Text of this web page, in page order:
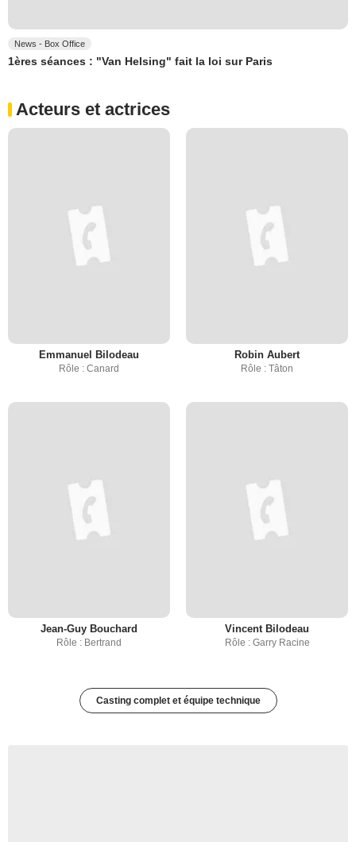
News - Box Office
1ères séances : "Van Helsing" fait la loi sur Paris
Acteurs et actrices
Emmanuel Bilodeau
Rôle : Canard
Robin Aubert
Rôle : Tâton
Jean-Guy Bouchard
Rôle : Bertrand
Vincent Bilodeau
Rôle : Garry Racine
Casting complet et équipe technique